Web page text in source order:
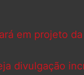
em projeto
divulgação